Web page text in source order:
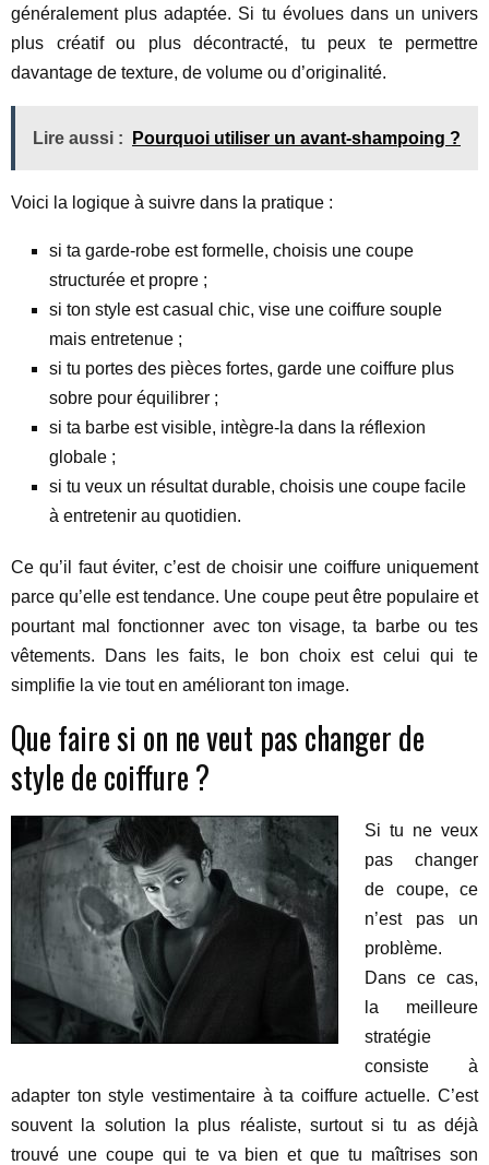
généralement plus adaptée. Si tu évolues dans un univers
plus créatif ou plus décontracté, tu peux te permettre
davantage de texture, de volume ou d’originalité.
Lire aussi : Pourquoi utiliser un avant-shampoing ?
Voici la logique à suivre dans la pratique :
si ta garde-robe est formelle, choisis une coupe
structurée et propre ;
si ton style est casual chic, vise une coiffure souple
mais entretenue ;
si tu portes des pièces fortes, garde une coiffure plus
sobre pour équilibrer ;
si ta barbe est visible, intègre-la dans la réflexion
globale ;
si tu veux un résultat durable, choisis une coupe facile
à entretenir au quotidien.
Ce qu’il faut éviter, c’est de choisir une coiffure uniquement
parce qu’elle est tendance. Une coupe peut être populaire et
pourtant mal fonctionner avec ton visage, ta barbe ou tes
vêtements. Dans les faits, le bon choix est celui qui te
simplifie la vie tout en améliorant ton image.
Que faire si on ne veut pas changer de
style de coiffure ?
Si tu ne veux
pas changer
de coupe, ce
n’est pas un
problème.
Dans ce cas,
la meilleure
stratégie
consiste à
adapter ton style vestimentaire à ta coiffure actuelle. C’est
souvent la solution la plus réaliste, surtout si tu as déjà
trouvé une coupe qui te va bien et que tu maîtrises son